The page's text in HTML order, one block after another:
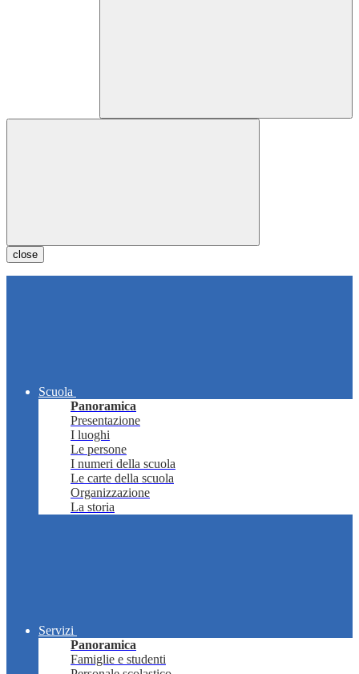
close
Scuola
Panoramica
Presentazione
I luoghi
Le persone
I numeri della scuola
Le carte della scuola
Organizzazione
La storia
Servizi
Panoramica
Famiglie e studenti